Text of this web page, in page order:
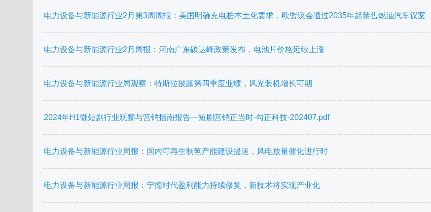
电力设备与新能源行业2月第3周周报：美国明确充电桩本土化要求，欧盟议会通过2035年起禁售燃油汽车议案
电力设备与新能源行业2月周报：河南广东碳达峰政策发布，电池片价格延续上涨
电力设备与新能源行业周观察：特斯拉披露第四季度业绩，风光装机增长可期
2024年H1微短剧行业观察与营销指南报告—短剧营销正当时-勾正科技-202407.pdf
电力设备与新能源行业周报：国内可再生制氢产能建设提速，风电放量催化进行时
电力设备与新能源行业周报：宁德时代盈利能力持续修复，新技术将实现产业化